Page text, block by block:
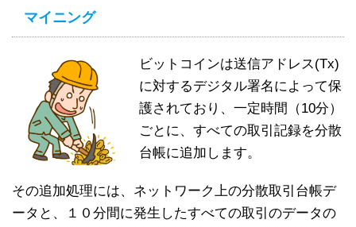
マイニング
ビットコインは送信アドレス(Tx)
に対するデジタル署名によって保
護されており、一定時間（10分）
ごとに、すべての取引記録を分散
台帳に追加します。
その追加処理には、ネットワーク上の分散取引台帳デ
ータと、１０分間に発生したすべての取引のデータの